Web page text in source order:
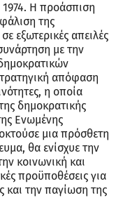
1974. Η προάσπιση
της
εξωτερικές απειλές
με την
απόφαση
η οποία
δημοκρατικής
Ενωμένης
μια πρόσθετη
θα ενίσχυε την
κοινωνική και
προϋποθέσεις για
και την παγίωση της